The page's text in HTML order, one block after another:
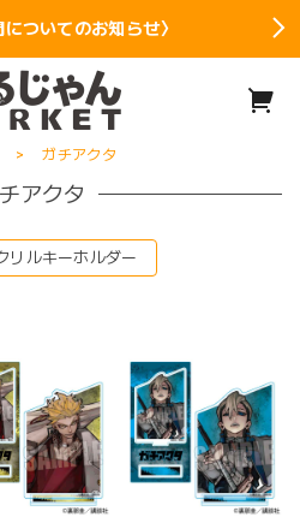
についてのお知らせ〉
ガチアクタ
アクタ
リルキーホルダー